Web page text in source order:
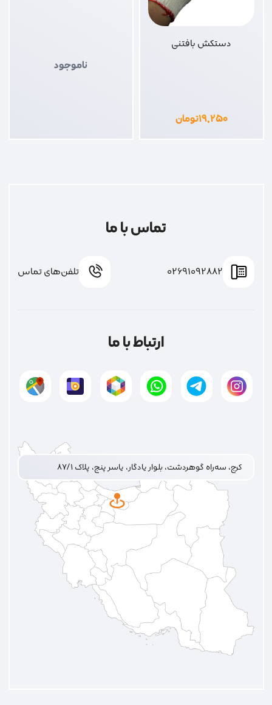
دستکش بافتنی
۱۹,۲۵۰تومان
ناموجود
تماس با ما
02691092882 تلفن‌های تماس
ارتباط با ما
کرج، سه‌راه گوهردشت، بلوار یادگار، یاسر پنج، پلاک ۸۷/۱